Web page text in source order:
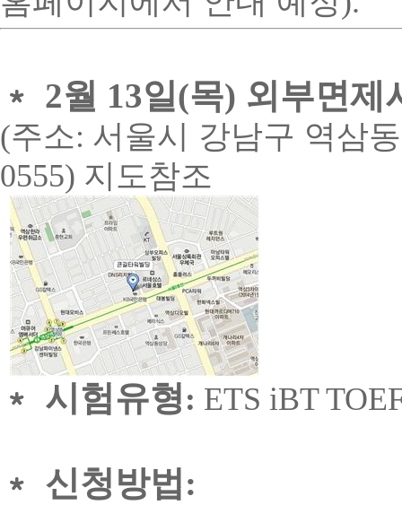
﹡ 2월 13일(목) 외부면제
(주소: 서울시 강남구 역삼동
0555) 지도참조
﹡ 시험유형: ETS iBT
﹡ 신청방법: